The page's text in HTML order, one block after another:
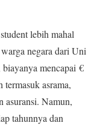
lebih mahal
negara dari Uni
mencapai €
asrama,
asuransi. Namun,
tahunnya dan